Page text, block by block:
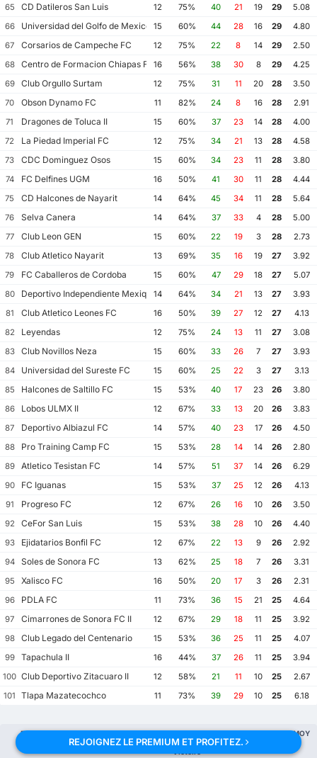
65
CD Datileros San Luis 12 75% 40 21 19 29
5.08
66
Universidad del Golfo de Mexico FC
15 60% 44 28 16 29
4.80
67
Corsarios de Campeche FC 12 75% 22 8 14 29
2.50
68
Centro de Formacion Chiapas Futbol
16 56% 38 30 8 29
4.25
69
Club Orgullo Surtam 12 75% 31 11 20 28
3.50
70
Obson Dynamo FC 11 82% 24 8 16 28
2.91
71
Dragones de Toluca II 15 60% 37 23 14 28
4.00
72
La Piedad Imperial FC 12 75% 34 21 13 28
4.58
73
CDC Dominguez Osos 15 60% 34 23 11 28
3.80
74
FC Delfines UGM 16 50% 41 30 11 28
4.44
75
CD Halcones de Nayarit 14 64% 45 34 11 28
5.64
76
Selva Canera 14 64% 37 33 4 28
5.00
77
Club Leon GEN 15 60% 22 19 3 28
2.73
78
Club Atletico Nayarit 13 69% 35 16 19 27
3.92
79
FC Caballeros de Cordoba 15 60% 47 29 18 27
5.07
80
Deportivo Independiente Mexiquense
14 64% 34 21 13 27
3.93
81
Club Atletico Leones FC 16 50% 39 27 12 27
4.13
82
Leyendas 12 75% 24 13 11 27
3.08
83
Club Novillos Neza 15 60% 33 26 7 27
3.93
84
Universidad del Sureste FC 15 60% 25 22 3 27
3.13
85
Halcones de Saltillo FC 15 53% 40 17 23 26
3.80
86
Lobos ULMX II 12 67% 33 13 20 26
3.83
87
Deportivo Albiazul FC 14 57% 40 23 17 26
4.50
88
Pro Training Camp FC 15 53% 28 14 14 26
2.80
89
Atletico Tesistan FC 14 57% 51 37 14 26
6.29
90
FC Iguanas 15 53% 37 25 12 26
4.13
91
Progreso FC 12 67% 26 16 10 26
3.50
92
CeFor San Luis 15 53% 38 28 10 26
4.40
93
Ejidatarios Bonfil FC 12 67% 22 13 9 26
2.92
94
Soles de Sonora FC 13 62% 25 18 7 26
3.31
95
Xalisco FC 16 50% 20 17 3 26
2.31
96
PDLA FC 11 73% 36 15 21 25
4.64
97
Cimarrones de Sonora FC II 12 67% 29 18 11 25
3.92
98
Club Legado del Centenario 15 53% 36 25 11 25
4.07
99
Tapachula II 16 44% 37 26 11 25
3.94
100 Club Deportivo Zitacuaro II 12 58% 21 11 10 25
2.67
101
Tlapa Mazatecochco 11 73% 39 29 10 25 6.18
Equipe MP % GF GA GD Pts MOY
REJOIGNEZ LE PREMIUM ET PROFITEZ.